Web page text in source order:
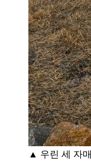
▲ 우린 세 자